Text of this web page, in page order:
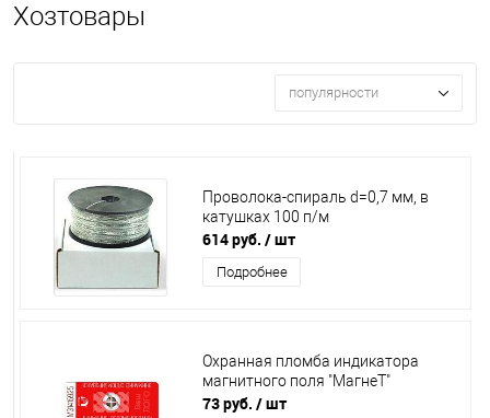
Хозтовары
популярности
Проволока-спираль d=0,7 мм, в
катушках 100 п/м
614 руб. / шт
Подробнее
Охранная пломба индикатора
магнитного поля "МагнеТ"
73 руб. / шт